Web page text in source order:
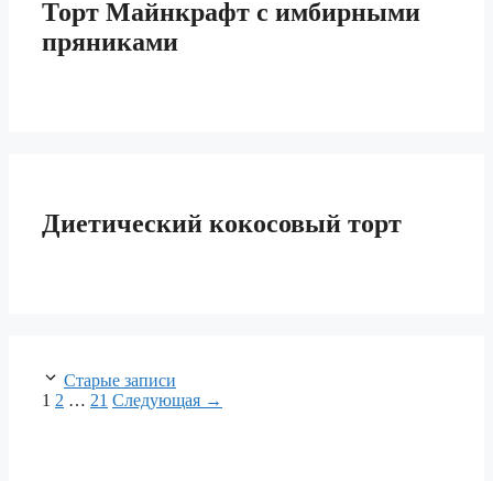
Торт Майнкрафт с имбирными
пряниками
Диетический кокосовый торт
Навигация
записи
Старые записи
Страница
1 Страница
2 … Страница
21 Следующая →